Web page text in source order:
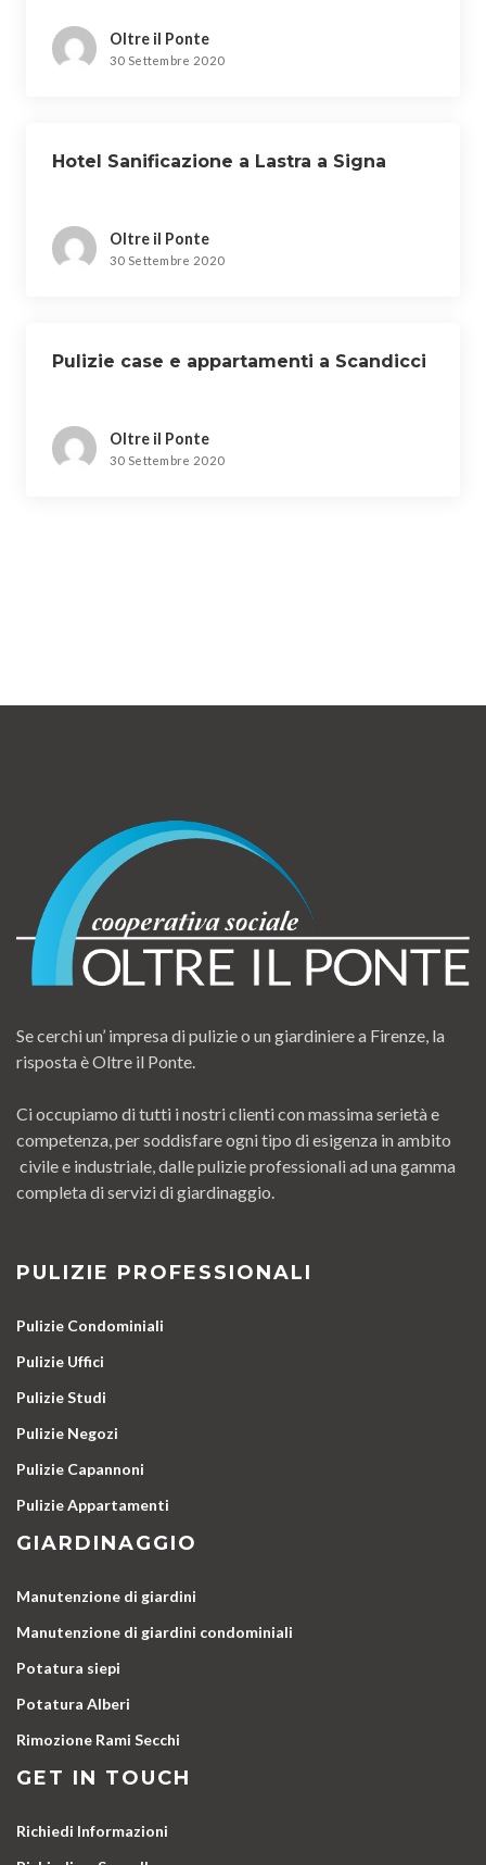
Oltre il Ponte
30 Settembre 2020
Hotel Sanificazione a Lastra a Signa
Oltre il Ponte
30 Settembre 2020
Pulizie case e appartamenti a Scandicci
Oltre il Ponte
30 Settembre 2020
Se cerchi un’ impresa di pulizie o un giardiniere a Firenze, la
risposta è Oltre il Ponte.
Ci occupiamo di tutti i nostri clienti con massima serietà e
competenza, per soddisfare ogni tipo di esigenza in ambito
civile e industriale, dalle pulizie professionali ad una gamma
completa di servizi di giardinaggio.
PULIZIE PROFESSIONALI
Pulizie Condominiali
Pulizie Uffici
Pulizie Studi
Pulizie Negozi
Pulizie Capannoni
Pulizie Appartamenti
GIARDINAGGIO
Manutenzione di giardini
Manutenzione di giardini condominiali
Potatura siepi
Potatura Alberi
Rimozione Rami Secchi
GET IN TOUCH
Richiedi Informazioni